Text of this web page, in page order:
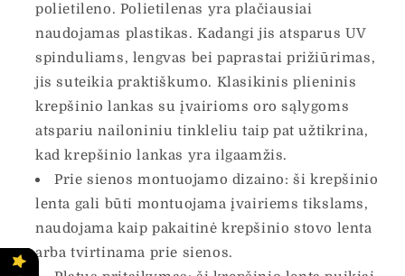
polietileno. Polietilenas yra plačiausiai
naudojamas plastikas. Kadangi jis atsparus UV
spinduliams, lengvas bei paprastai prižiūrimas,
jis suteikia praktiškumo. Klasikinis plieninis
krepšinio lankas su įvairioms oro sąlygoms
atspariu nailoniniu tinkleliu taip pat užtikrina,
kad krepšinio lankas yra ilgaamžis.
Prie sienos montuojamo dizaino: ši krepšinio
lenta gali būti montuojama įvairiems tikslams,
naudojama kaip pakaitinė krepšinio stovo lenta
arba tvirtinama prie sienos.